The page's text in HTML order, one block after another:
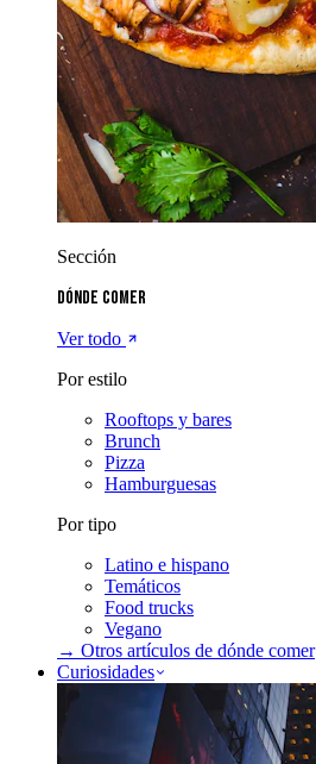
Sección
Dónde comer
Ver todo
Por estilo
Rooftops y bares
Brunch
Pizza
Hamburguesas
Por tipo
Latino e hispano
Temáticos
Food trucks
Vegano
→ Otros artículos de dónde comer
Curiosidades